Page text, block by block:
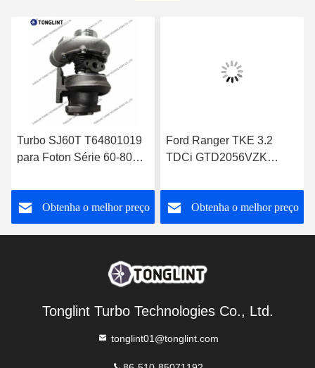
Turbo SJ60T T64801019
para Foton Série 60-80
4T Turbocharger
Obtenha o melhor preço
Ford Ranger TKE 3.2
TDCi GTD2056VZK
FB3Q6K682DB
Obtenha o melhor preço
Tonglint Turbo Technologies Co., Ltd.
tonglint01@tonglint.com